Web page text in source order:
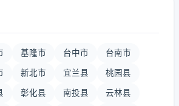
基隆市 台中市 台南市
新北市 宜兰县 桃园县
彰化县 南投县 云林县